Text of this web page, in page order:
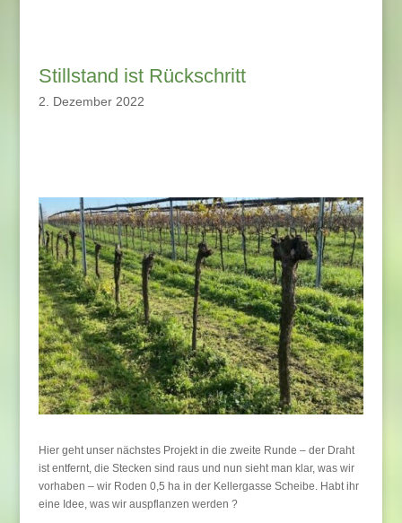
Stillstand ist Rückschritt
2. Dezember 2022
Hier geht unser nächstes Projekt in die zweite Runde – der Draht
ist entfernt, die Stecken sind raus und nun sieht man klar, was wir
vorhaben – wir Roden 0,5 ha in der Kellergasse Scheibe. Habt ihr
eine Idee, was wir auspflanzen werden ?